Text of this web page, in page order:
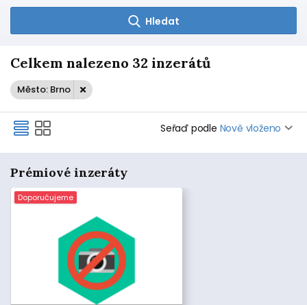
Hledat
Celkem nalezeno 32 inzerátů
Město: Brno
Seřaď podle Nově vloženo
Prémiové inzeráty
Doporučujeme